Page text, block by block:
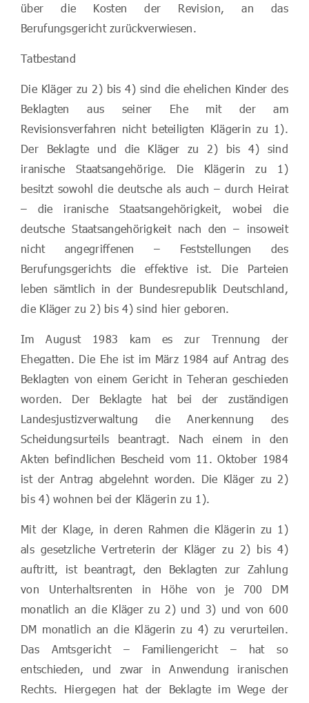
über die Kosten der Revision, an das
Berufungsgericht zurückverwiesen.
Tatbestand
Die Kläger zu 2) bis 4) sind die ehelichen Kinder des
Beklagten aus seiner Ehe mit der am
Revisionsverfahren nicht beteiligten Klägerin zu 1).
Der Beklagte und die Kläger zu 2) bis 4) sind
iranische Staatsangehörige. Die Klägerin zu 1)
besitzt sowohl die deutsche als auch – durch Heirat
– die iranische Staatsangehörigkeit, wobei die
deutsche Staatsangehörigkeit nach den – insoweit
nicht angegriffenen – Feststellungen des
Berufungsgerichts die effektive ist. Die Parteien
leben sämtlich in der Bundesrepublik Deutschland,
die Kläger zu 2) bis 4) sind hier geboren.
Im August 1983 kam es zur Trennung der
Ehegatten. Die Ehe ist im März 1984 auf Antrag des
Beklagten von einem Gericht in Teheran geschieden
worden. Der Beklagte hat bei der zuständigen
Landesjustizverwaltung die Anerkennung des
Scheidungsurteils beantragt. Nach einem in den
Akten befindlichen Bescheid vom 11. Oktober 1984
ist der Antrag abgelehnt worden. Die Kläger zu 2)
bis 4) wohnen bei der Klägerin zu 1).
Mit der Klage, in deren Rahmen die Klägerin zu 1)
als gesetzliche Vertreterin der Kläger zu 2) bis 4)
auftritt, ist beantragt, den Beklagten zur Zahlung
von Unterhaltsrenten in Höhe von je 700 DM
monatlich an die Kläger zu 2) und 3) und von 600
DM monatlich an die Klägerin zu 4) zu verurteilen.
Das Amtsgericht – Familiengericht – hat so
entschieden, und zwar in Anwendung iranischen
Rechts. Hiergegen hat der Beklagte im Wege der